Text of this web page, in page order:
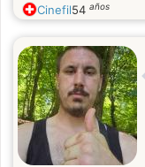
Cinefil54 años